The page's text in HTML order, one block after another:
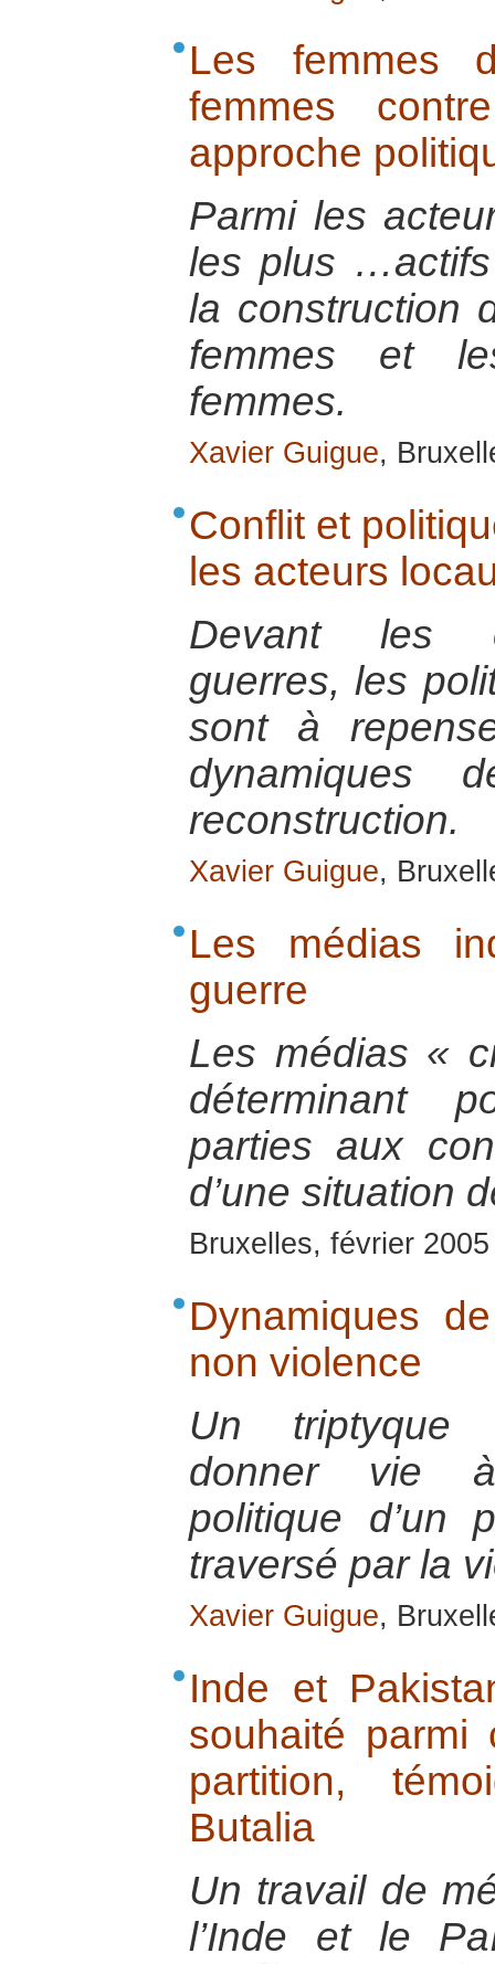
Les femmes
femmes
approche
Parmi les
les plus
la construction
femmes et
femmes.
Xavier Guigue,
Conflit et
les acteurs
Devant les
guerres, les
sont à
dynamiques
reconstruction.
Xavier Guigue,
Les médias
guerre
Les médias «
déterminant
parties aux
d’une situation
Bruxelles, février 2005
Dynamiques
non violence
Un triptyque
donner vie
politique d’un
traversé par la
Xavier Guigue,
Inde et
souhaité
partition,
Butalia
Un travail de
l’Inde et le